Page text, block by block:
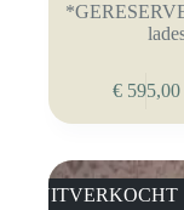
€595,00
UITVERKOCHT